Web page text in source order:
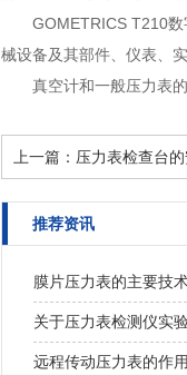
GOMETRICS T210
械设备及其部件、仪表、
真空计和一般压力表
上一篇： 压力表检查台
推荐资讯
膜片压力表的主要技
关于压力表检测仪实
远程传动压力表的作